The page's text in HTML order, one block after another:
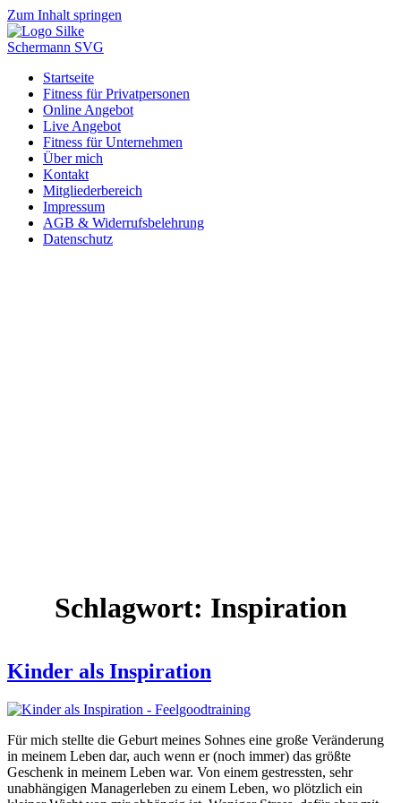
Zum Inhalt springen
Startseite
Fitness für Privatpersonen
Online Angebot
Live Angebot
Fitness für Unternehmen
Über mich
Kontakt
Mitgliederbereich
Impressum
AGB & Widerrufsbelehrung
Datenschutz
Schlagwort: Inspiration
Kinder als Inspiration
Für mich stellte die Geburt meines Sohnes eine große Veränderung
in meinem Leben dar, auch wenn er (noch immer) das größte
Geschenk in meinem Leben war. Von einem gestressten, sehr
unabhängigen Managerleben zu einem Leben, wo plötzlich ein